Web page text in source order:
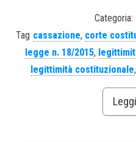
Categoria:
Tag cassazione, corte
legge n. 18/2015,
legittimità costituzionale,